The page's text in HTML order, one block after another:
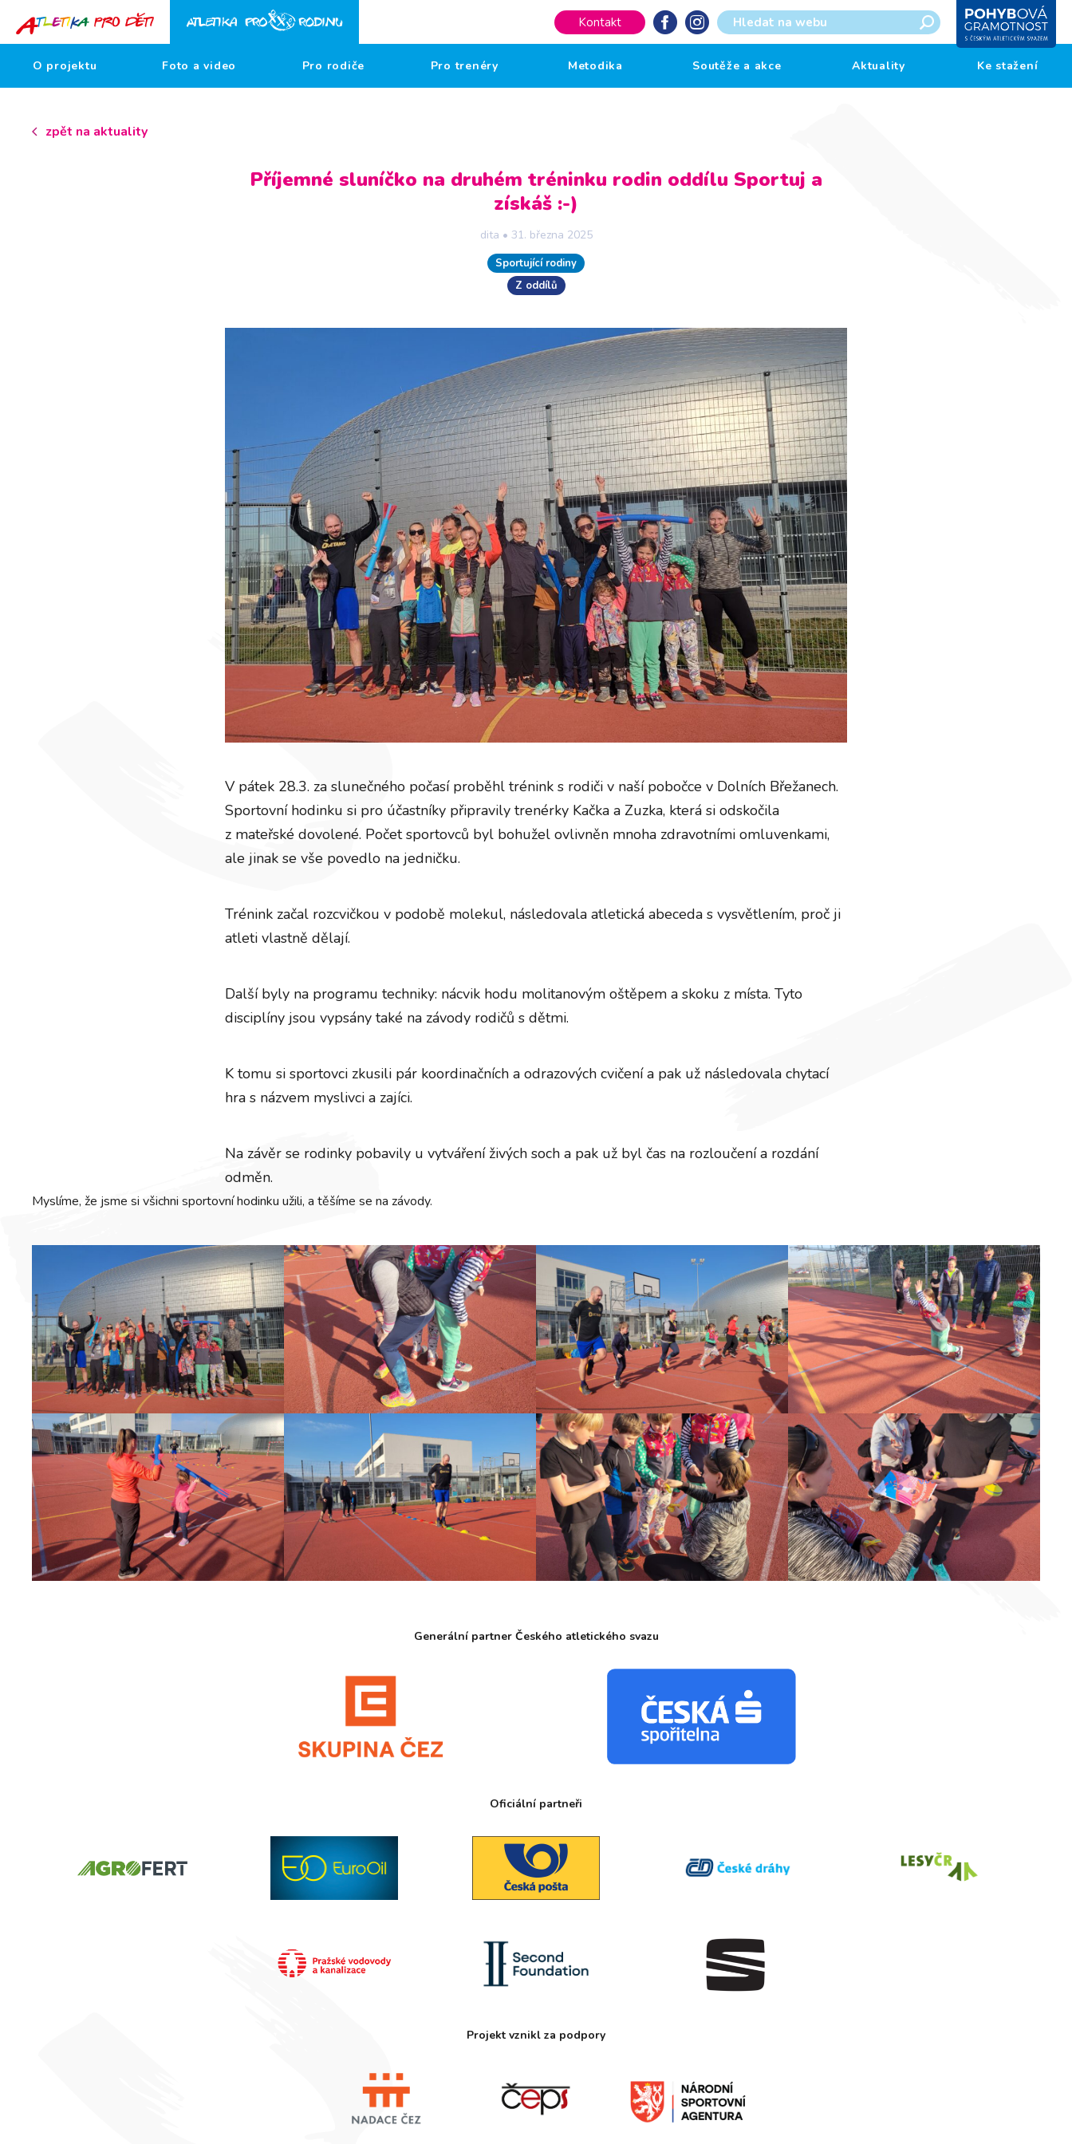
Kontakt
O projektu Foto a video Pro rodiče Pro trenéry Metodika Soutěže a akce Aktuality Ke stažení
zpět na aktuality
Příjemné sluníčko na druhém tréninku rodin oddílu Sportuj a
získáš :-)
dita • 31. března 2025
Sportující rodiny
Z oddílů
V pátek 28.3. za slunečného počasí proběhl trénink s rodiči v naší pobočce v Dolních Břežanech.
Sportovní hodinku si pro účastníky připravily trenérky Kačka a Zuzka, která si odskočila
z mateřské dovolené. Počet sportovců byl bohužel ovlivněn mnoha zdravotními omluvenkami,
ale jinak se vše povedlo na jedničku.
Trénink začal rozcvičkou v podobě molekul, následovala atletická abeceda s vysvětlením, proč ji
atleti vlastně dělají.
Další byly na programu techniky: nácvik hodu molitanovým oštěpem a skoku z místa. Tyto
disciplíny jsou vypsány také na závody rodičů s dětmi.
K tomu si sportovci zkusili pár koordinačních a odrazových cvičení a pak už následovala chytací
hra s názvem myslivci a zajíci.
Na závěr se rodinky pobavily u vytváření živých soch a pak už byl čas na rozloučení a rozdání
odměn.
Myslíme, že jsme si všichni sportovní hodinku užili, a těšíme se na závody.
Generální partner Českého atletického svazu
Oficiální partneři
Projekt vznikl za podpory